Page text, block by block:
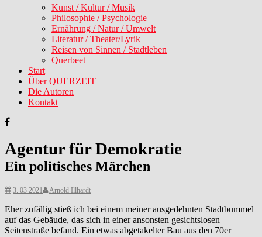
Kunst / Kultur / Musik
Philosophie / Psychologie
Ernährung / Natur / Umwelt
Literatur / Theater/Lyrik
Reisen von Sinnen / Stadtleben
Querbeet
Start
Über QUERZEIT
Die Autoren
Kontakt
Agentur für Demokratie
Ein politisches Märchen
3. 03 2021 Arnold Illhardt
Eher zufällig stieß ich bei einem meiner ausgedehnten Stadtbummel
auf das Gebäude, das sich in einer ansonsten gesichtslosen
Seitenstraße befand. Ein etwas abgetakelter Bau aus den 70er